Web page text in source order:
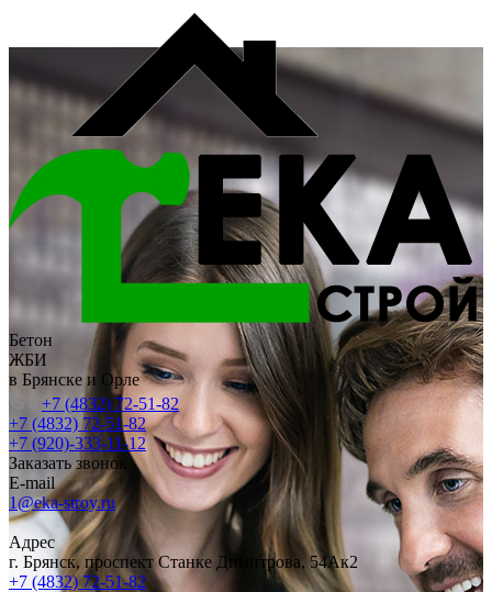
Бетон
ЖБИ
в Брянске и Орле
+7 (4832) 72-51-82
+7 (4832) 72-51-82
+7 (920)-333-11-12
Заказать звонок
E-mail
1@eka-stroy.ru
Адрес
г. Брянск, проспект Станке Димитрова, 54Ак2
+7 (4832) 72-51-82